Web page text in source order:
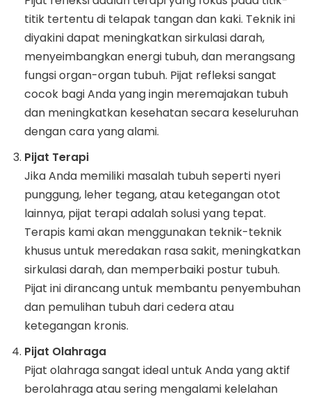
titik tertentu di telapak tangan dan kaki. Teknik ini
diyakini dapat meningkatkan sirkulasi darah,
menyeimbangkan energi tubuh, dan merangsang
fungsi organ-organ tubuh. Pijat refleksi sangat
cocok bagi Anda yang ingin meremajakan tubuh
dan meningkatkan kesehatan secara keseluruhan
dengan cara yang alami.
Pijat Terapi
Jika Anda memiliki masalah tubuh seperti nyeri
punggung, leher tegang, atau ketegangan otot
lainnya, pijat terapi adalah solusi yang tepat.
Terapis kami akan menggunakan teknik-teknik
khusus untuk meredakan rasa sakit, meningkatkan
sirkulasi darah, dan memperbaiki postur tubuh.
Pijat ini dirancang untuk membantu penyembuhan
dan pemulihan tubuh dari cedera atau
ketegangan kronis.
Pijat Olahraga
Pijat olahraga sangat ideal untuk Anda yang aktif
berolahraga atau sering mengalami kelelahan